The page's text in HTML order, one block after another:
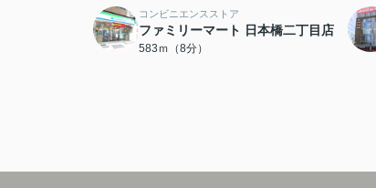
コンビニエンスストア
ファミリーマート 日本橋二丁目店
583ｍ（8分）